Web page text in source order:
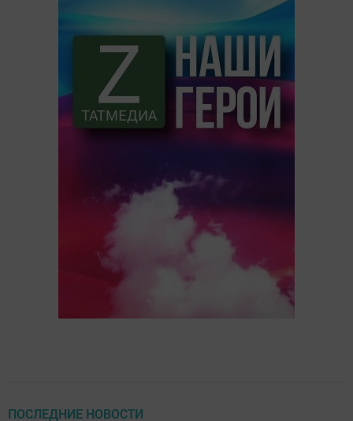
ПОСЛЕДНИЕ НОВОСТИ